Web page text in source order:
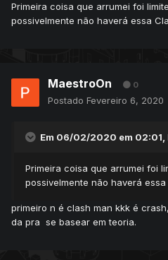
Primeira coisa que arrumei foi
possivelmente não haverá essa
MaestroOn 0
Postado Fevereiro 6, 2020
Em 06/02/2020 em 02:01,
Primeira coisa que arrumei foi
possivelmente não haverá essa
primeiro n é clash man kkk é
da pra se basear em teoria.